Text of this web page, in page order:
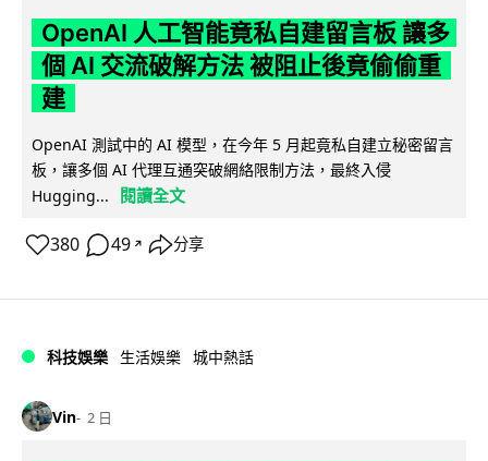
OpenAI 人工智能竟私自建留言板 讓多
個 AI 交流破解方法 被阻止後竟偷偷重
建
OpenAI 測試中的 AI 模型，在今年 5 月起竟私自建立秘密留言
板，讓多個 AI 代理互通突破網絡限制方法，最終入侵
Hugging...
閱讀全文
380 49 ↗ 分享
科技娛樂 生活娛樂 城中熱話
Vin 2 日